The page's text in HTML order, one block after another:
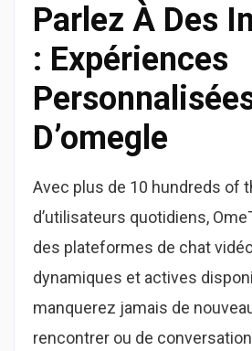
Parlez À Des
: Expériences
D’omegle
Avec plus de 10 hundreds of
d’utilisateurs quotidiens,
des plateformes de chat
dynamiques et actives
manquerez jamais de
rencontrer ou de